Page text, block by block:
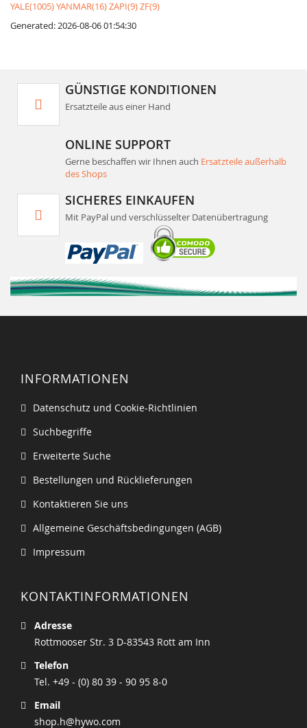
YALE(1005)YANMAR(16)ZAPI(9)ZF(9)
Generated: 2026-08-06 01:54:30
GÜNSTIGE KONDITIONEN
Ersatzteile aus einer Hand
ONLINE SUPPORT
Gerne beschaffen wir Ihnen auch Ersatzteile außerhalb
des Shops
SICHERES EINKAUFEN
Mit PayPal und verschlüsselter Datenübertragung
INFORMATIONEN
Datenschutz und Cookie-Richtlinien
Suchbegriffe
Erweiterte Suche
Bestellungen und Rücklieferungen
Kontaktieren Sie uns
Allgemeine Geschäftsbedingungen (AGB)
Impressum
KONTAKTINFORMATIONEN
Adresse
Rottmooser Str. 3 D-83543 Rott am Inn
Telefon
Tel. +49 - (0) 80 39 - 90 95 8-0
Email
shop.h@hywo.com